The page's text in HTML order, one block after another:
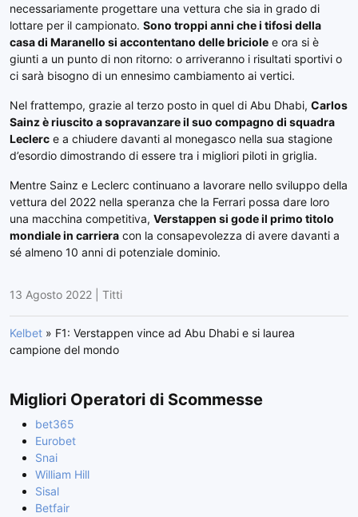
necessariamente progettare una vettura che sia in grado di
lottare per il campionato. Sono troppi anni che i tifosi della
casa di Maranello si accontentano delle briciole e ora si è
giunti a un punto di non ritorno: o arriveranno i risultati sportivi o
ci sarà bisogno di un ennesimo cambiamento ai vertici.
Nel frattempo, grazie al terzo posto in quel di Abu Dhabi, Carlos
Sainz è riuscito a sopravanzare il suo compagno di squadra
Leclerc e a chiudere davanti al monegasco nella sua stagione
d’esordio dimostrando di essere tra i migliori piloti in griglia.
Mentre Sainz e Leclerc continuano a lavorare nello sviluppo della
vettura del 2022 nella speranza che la Ferrari possa dare loro
una macchina competitiva, Verstappen si gode il primo titolo
mondiale in carriera con la consapevolezza di avere davanti a
sé almeno 10 anni di potenziale dominio.
13 Agosto 2022 Titti
Kelbet » F1: Verstappen vince ad Abu Dhabi e si laurea
campione del mondo
Migliori Operatori di Scommesse
bet365
Eurobet
Snai
William Hill
Sisal
Betfair